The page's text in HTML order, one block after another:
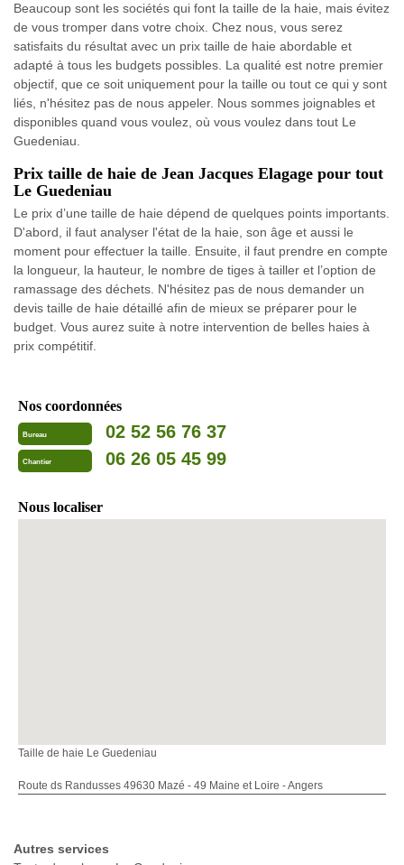
Beaucoup sont les sociétés qui font la taille de la haie, mais évitez
de vous tromper dans votre choix. Chez nous, vous serez
satisfaits du résultat avec un prix taille de haie abordable et
adapté à tous les budgets possibles. La qualité est notre premier
objectif, que ce soit uniquement pour la taille ou tout ce qui y sont
liés, n'hésitez pas de nous appeler. Nous sommes joignables et
disponibles quand vous voulez, où vous voulez dans tout Le
Guedeniau.
Prix taille de haie de Jean Jacques Elagage pour tout
Le Guedeniau
Le prix d’une taille de haie dépend de quelques points importants.
D'abord, il faut analyser l'état de la haie, son âge et aussi le
moment pour effectuer la taille. Ensuite, il faut prendre en compte
la longueur, la hauteur, le nombre de tiges à tailler et l’option de
ramassage des déchets. N'hésitez pas de nous demander un
devis taille de haie détaillé afin de mieux se préparer pour le
budget. Vous aurez suite à notre intervention de belles haies à
prix compétitif.
Nos coordonnées
Bureau 02 52 56 76 37
Chantier 06 26 05 45 99
Nous localiser
Taille de haie Le Guedeniau
Route ds Randusses 49630 Mazé - 49 Maine et Loire - Angers
Autres services